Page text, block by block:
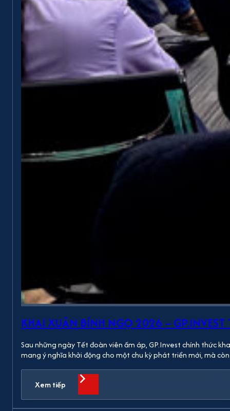
KHAI XUÂN BÍNH NGỌ 2026 –
Sau những ngày Tết đoàn viên ấm áp, GP.Invest chính thức
mang ý nghĩa khởi động cho một chu kỳ phát triển mới, mà
Xem tiếp